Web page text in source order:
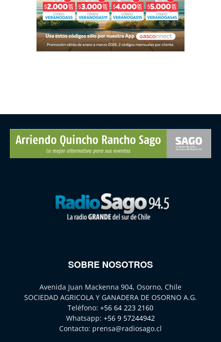
SOBRE NOSOTROS
Avenida Juan Mackenna 904, Osorno, Chile
SOCIEDAD AGRICOLA Y GANADERA DE OSORNO A.G.
Teléfono: +56 64 223 2160
Whatsapp: +56 9 57244942
Contacto: prensa@radiosago.cl